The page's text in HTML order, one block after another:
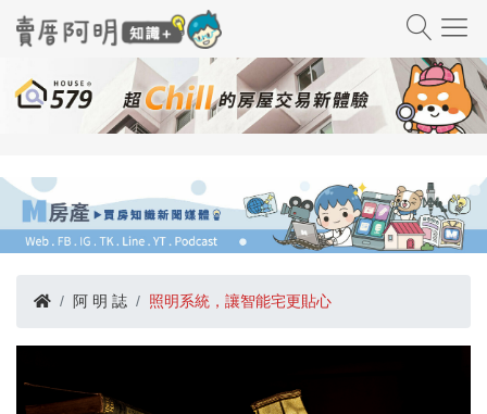
阿 明 誌 照明系統，讓智能宅更貼心